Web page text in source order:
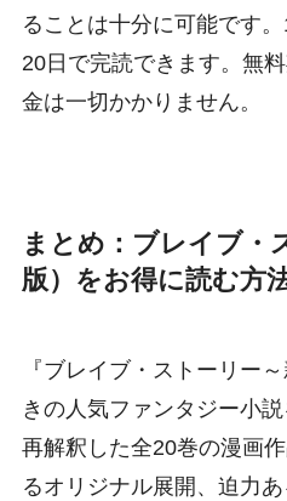
ることは十分に可能です
20日で完読できます。無
金は一切かかりません。
まとめ：ブレイブ・
版）をお得に読む方
『ブレイブ・ストーリー
きの人気ファンタジー小
再解釈した全20巻の漫画
るオリジナル展開、迫力